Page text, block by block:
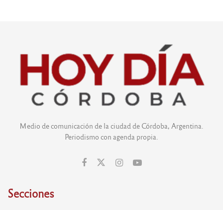
Medio de comunicación de la ciudad de Córdoba, Argentina.
Periodismo con agenda propia.
Secciones